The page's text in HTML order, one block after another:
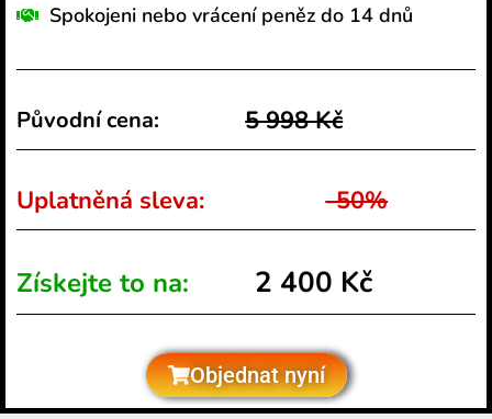
Spokojeni nebo vrácení peněz do 14 dnů
Původní cena: 5 998 Kč
Uplatněná sleva: -50%
Získejte to na: 2 400 Kč
Objednat nyní